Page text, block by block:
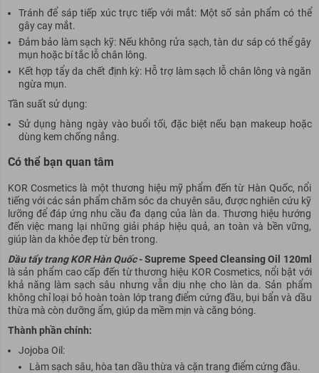
Tránh để sáp tiếp xúc trực tiếp với mắt: Một số sản phẩm có thể
gây cay mắt.
Đảm bảo làm sạch kỹ: Nếu không rửa sạch, tàn dư sáp có thể gây
mụn hoặc bí tắc lỗ chân lông.
Kết hợp tẩy da chết định kỳ: Hỗ trợ làm sạch lỗ chân lông và ngăn
ngừa mụn.
Tần suất sử dụng:
Sử dụng hàng ngày vào buổi tối, đặc biệt nếu bạn makeup hoặc
dùng kem chống nắng.
Có thể bạn quan tâm
KOR Cosmetics là một thương hiệu mỹ phẩm đến từ Hàn Quốc, nổi
tiếng với các sản phẩm chăm sóc da chuyên sâu, được nghiên cứu kỹ
lưỡng để đáp ứng nhu cầu đa dạng của làn da. Thương hiệu hướng
đến việc mang lại những giải pháp hiệu quả, an toàn và bền vững,
giúp làn da khỏe đẹp từ bên trong.
Dầu tẩy trang KOR Hàn Quốc- Supreme Speed Cleansing Oil 120ml
là sản phẩm cao cấp đến từ thương hiệu KOR Cosmetics, nổi bật với
khả năng làm sạch sâu nhưng vẫn dịu nhẹ cho làn da. Sản phẩm
không chỉ loại bỏ hoàn toàn lớp trang điểm cứng đầu, bụi bẩn và dầu
thừa mà còn dưỡng ẩm, giúp da mềm mịn và căng bóng.
Thành phần chính:
Jojoba Oil:
Làm sạch sâu, hòa tan dầu thừa và cặn trang điểm cứng đầu.